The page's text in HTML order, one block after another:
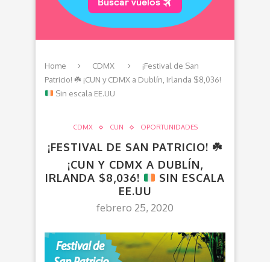
Home CDMX
¡Festival de San
Patricio! ☘️ ¡CUN y CDMX a Dublín, Irlanda $8,036!
Sin escala EE.UU
CDMX CUN OPORTUNIDADES
¡FESTIVAL DE SAN PATRICIO! ☘️
¡CUN Y CDMX A DUBLÍN,
IRLANDA $8,036!
SIN ESCALA
EE.UU
febrero 25, 2020